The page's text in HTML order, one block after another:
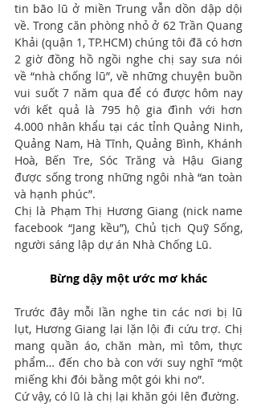
tin bão lũ ở miền Trung vẫn dồn dập dội
về. Trong căn phòng nhỏ ở 62 Trần Quang
Khải (quận 1, TP.HCM) chúng tôi đã có hơn
2 giờ đồng hồ ngồi nghe chị say sưa nói
về “nhà chống lũ”, về những chuyện buồn
vui suốt 7 năm qua để có được hôm nay
với kết quả là 795 hộ gia đình với hơn
4.000 nhân khẩu tại các tỉnh Quảng Ninh,
Quảng Nam, Hà Tĩnh, Quảng Bình, Khánh
Hoà, Bến Tre, Sóc Trăng và Hậu Giang
được sống trong những ngôi nhà “an toàn
và hạnh phúc”.
Chị là Phạm Thị Hương Giang (nick name
facebook “Jang kều”), Chủ tịch Quỹ Sống,
người sáng lập dự án Nhà Chống Lũ.
Bừng dậy một ước mơ khác
Trước đây mỗi lần nghe tin các nơi bị lũ
lụt, Hương Giang lại lặn lội đi cứu trợ. Chị
mang quần áo, chăn màn, mì tôm, thực
phẩm… đến cho bà con với suy nghĩ “một
miếng khi đói bằng một gói khi no”.
Cứ vậy, có lũ là chị lại khăn gói lên đường.